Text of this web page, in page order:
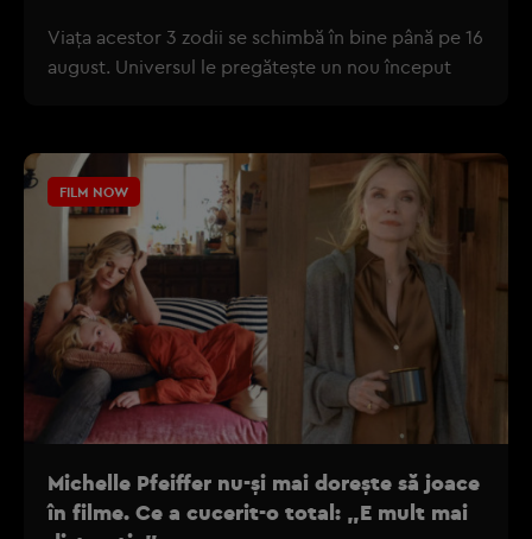
Viața acestor 3 zodii se schimbă în bine până pe 16
august. Universul le pregătește un nou început
FILM NOW
Michelle Pfeiffer nu-și mai dorește să joace
în filme. Ce a cucerit-o total: „E mult mai